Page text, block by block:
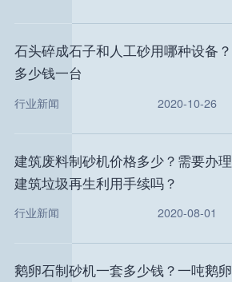
石头碎成石子和人工砂用哪种设备？
多少钱一台
行业新闻 2020-10-26
建筑废料制砂机价格多少？需要办理
建筑垃圾再生利用手续吗？
行业新闻 2020-08-01
鹅卵石制砂机一套多少钱？一吨鹅卵